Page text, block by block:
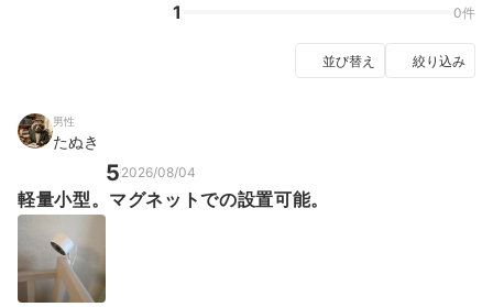
1 0件
並び替え 絞り込み
男性
たぬき
5 2026/08/04
軽量小型。マグネットでの設置可能。